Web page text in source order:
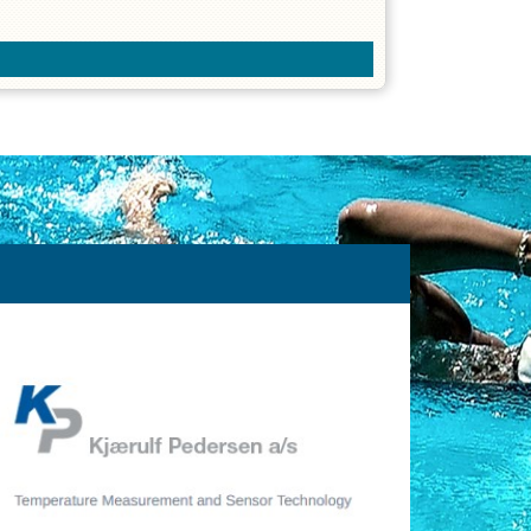
medley. I løbet af sæsonen arbejder vi
og alsidig træningsform!
–
og juleferie –